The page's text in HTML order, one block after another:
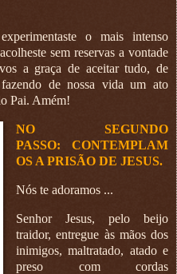
o mais intenso
sem reservas a vontade
a graça de aceitar tudo, de
de nossa vida um ato
Pai. Amém!
NO SEGUNDO
PASSO: CONTEMPLAM
OS A PRISÃO DE JESUS.
Nós te adoramos ...
Senhor Jesus, pelo beijo
traidor, entregue às mãos dos
inimigos, maltratado, atado e
preso com cordas